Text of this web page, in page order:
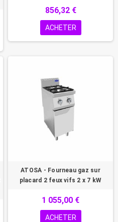
856,32 €
ACHETER
ATOSA - Fourneau gaz sur
placard 2 feux vifs 2 x 7 kW
1 055,00 €
ACHETER